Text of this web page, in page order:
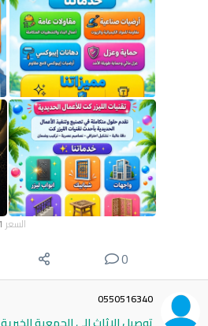
السعر 1
0
0550516340